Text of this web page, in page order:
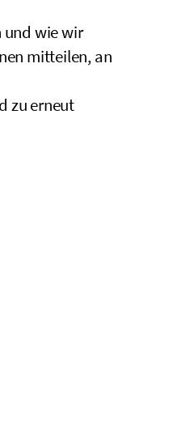
und wie wir
mitteilen, an
zu erneut